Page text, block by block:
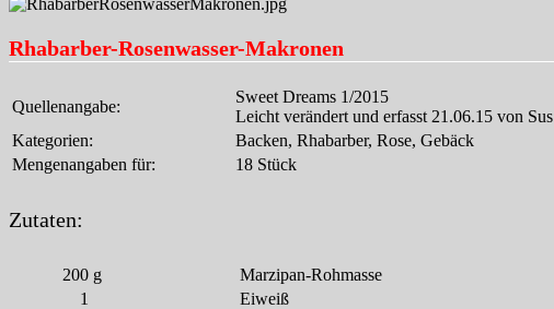
Rhabarber-Rosenwasser-Makronen
Quellenangabe:
Sweet Dreams 1/2015
Leicht verändert und erfasst 21.06.15 von Sus
Kategorien:
Backen, Rhabarber, Rose, Gebäck
Mengenangaben für:
18 Stück
Zutaten:
200 g
Marzipan-Rohmasse
1
Eiweiß